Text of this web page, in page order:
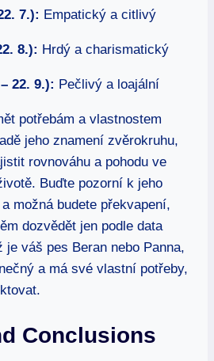
7.): Empatický a citlivý
8.): Hrdý a charismatický
22. 9.): Pečlivý a loajální
potřebám a vlastnostem
jeho znamení zvěrokruhu,
rovnováhu a pohodu ve
Buďte pozorní k jeho
možná budete překvapení,
dozvědět jen podle data
je váš pes Beran nebo Panna,
a má své vlastní potřeby,
Conclusions